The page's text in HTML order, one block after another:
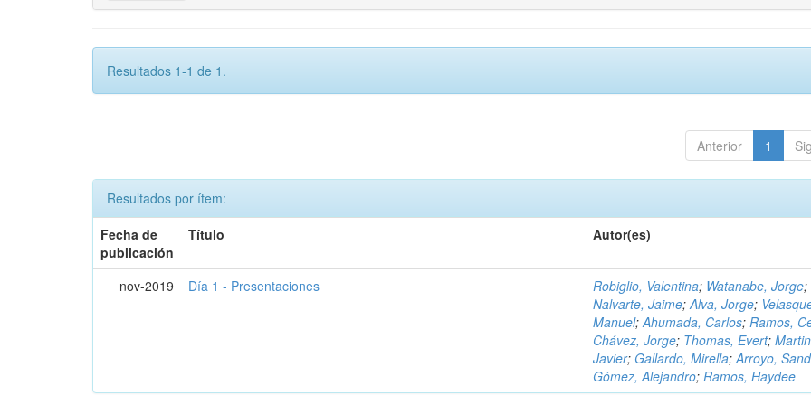
Resultados 1-1 de 1.
Anterior 1
Resultados por ítem:
Fecha de
publicación
Título Autor(es)
nov-2019 Día 1 - Presentaciones Robiglio, Valentina; Watanabe, Jorge;
Nalvarte, Jaime;Alva, Jorge;
Manuel;Ahumada, Carlos;Ramos,
Chávez, Jorge; Thomas, Evert;
Javier; Gallardo, Mirella;Arroyo,
Gómez, Alejandro;Ramos, Haydee